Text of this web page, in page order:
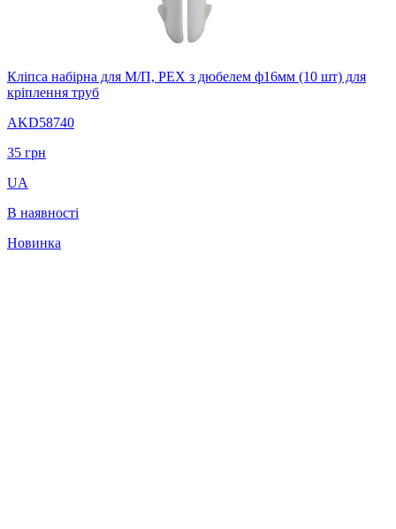
Кліпса набірна для М/П, PEX з дюбелем ф16мм (10 шт) для
кріплення труб
AKD58740
35 грн
UA
В наявності
Новинка